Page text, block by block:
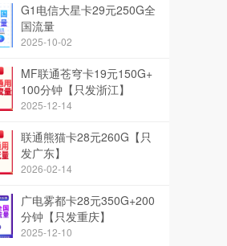
G1电信大星卡29元250G全
国流量
2025-10-02
MF联通苍穹卡19元150G+
100分钟【只发浙江】
2025-12-14
联通熊猫卡28元260G【只
发广东】
2026-02-14
广电雾都卡28元350G+200
分钟【只发重庆】
2025-12-10